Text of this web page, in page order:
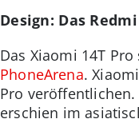
Design: Das
Das Xiaomi 14T
PhoneArena.
Pro veröffentlichen.
erschien im